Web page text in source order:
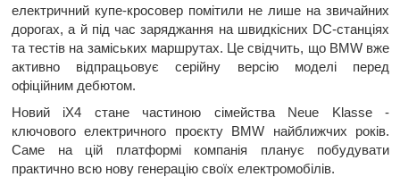
електричний купе-кросовер помітили не лише на звичайних
дорогах, а й під час заряджання на швидкісних DC-станціях
та тестів на заміських маршрутах. Це свідчить, що BMW вже
активно відпрацьовує серійну версію моделі перед
офіційним дебютом.
Новий iX4 стане частиною сімейства Neue Klasse -
ключового електричного проєкту BMW найближчих років.
Саме на цій платформі компанія планує побудувати
практично всю нову генерацію своїх електромобілів.